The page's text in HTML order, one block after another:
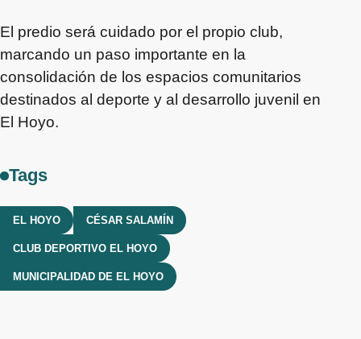
El predio será cuidado por el propio club,
marcando un paso importante en la
consolidación de los espacios comunitarios
destinados al deporte y al desarrollo juvenil en
El Hoyo.
Tags
EL HOYO CÉSAR SALAMÍN
CLUB DEPORTIVO EL HOYO
MUNICIPALIDAD DE EL HOYO